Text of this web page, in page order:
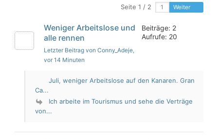
Seite 1 / 2 Weiter
Weniger Arbeitslose und
alle rennen
Letzter Beitrag von Conny_Adeje,
vor 14 Minuten
Beiträge: 2
Aufrufe: 20
Juli, weniger Arbeitslose auf den Kanaren. Gran
Ca...
Ich arbeite im Tourismus und sehe die Verträge
von...